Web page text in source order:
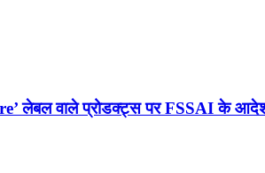
लेबल वाले प्रोडक्ट्स पर FSSAI के